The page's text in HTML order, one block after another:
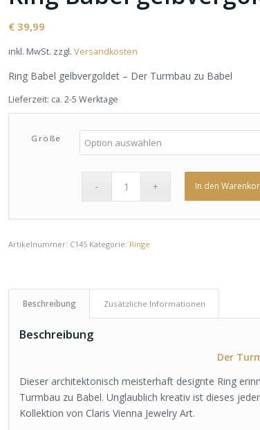
€ 39,99
inkl. MwSt. zzgl.Versandkosten
Ring Babel gelbvergoldet – Der Turmbau zu Babel
Lieferzeit: ca. 2-5 Werktage
Größe
In den
Artikelnummer: C145 Kategorie: Ringe
Beschreibung Zusätzliche Informationen
Beschreibung
Der
Dieser architektonisch meisterhaft designte Ring
Turmbau zu Babel. Unglaublich kreativ ist dieses
Kollektion von Claris Vienna Jewelry Art.